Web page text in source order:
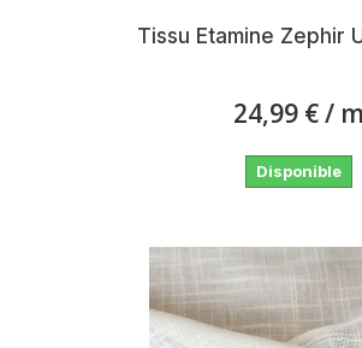
Tissu Etamine Zephir
24,99 €/ m
Disponible